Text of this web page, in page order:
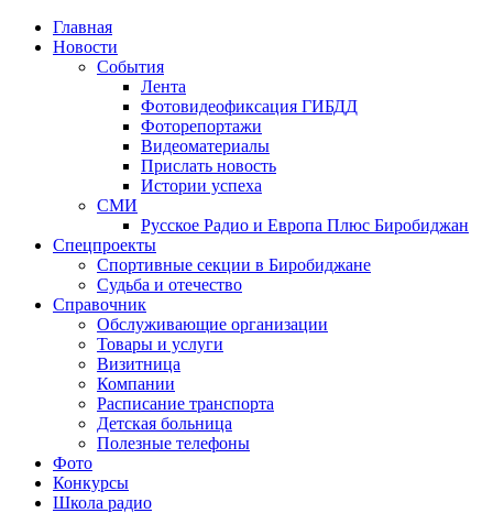
Главная
Новости
События
Лента
Фотовидеофиксация ГИБДД
Фоторепортажи
Видеоматериалы
Прислать новость
Истории успеха
СМИ
Русское Радио и Европа Плюс Биробиджан
Спецпроекты
Спортивные секции в Биробиджане
Судьба и отечество
Справочник
Обслуживающие организации
Товары и услуги
Визитница
Компании
Расписание транспорта
Детская больница
Полезные телефоны
Фото
Конкурсы
Школа радио